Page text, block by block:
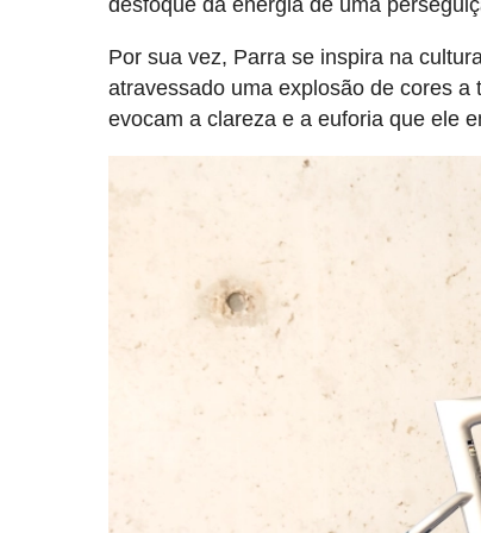
Por sua vez, Parra se inspira na
atravessado uma explosão de cores
evocam a clareza e a euforia que ele